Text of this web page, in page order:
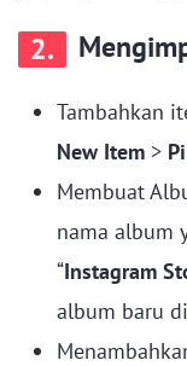
2.
Tambahkan
New Item >
Membuat
nama album
“Instagram
album baru